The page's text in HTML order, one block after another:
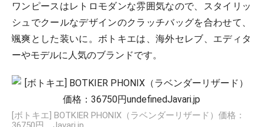
ワンピースはレトロモダンな雰囲気なので、スタイリッ
シュでクールなデザインのクラッチバッグを合わせて、
颯爽とした装いに。ボトキエは、 海外セレブ、エディタ
ーやモデルに人気のブランドです。
[ボトキエ] BOTKIER PHONIX（ラベンダーリザード）価格：